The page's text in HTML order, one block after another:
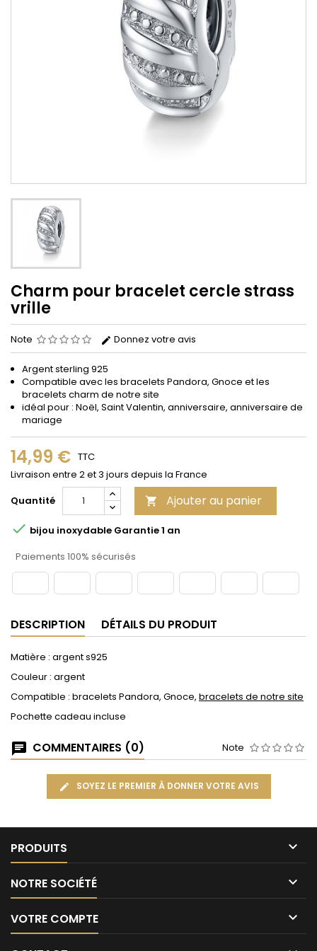
Charm pour bracelet cercle strass
vrille
Note Donnez votre avis
Argent sterling 925
Compatible avec les bracelets Pandora, Gnoce et les
bracelets charm de notre site
idéal pour : Noël, Saint Valentin, anniversaire, anniversaire de
mariage
14,99 € TTC
Livraison entre 2 et 3 jours depuis la France
Quantité
 Ajouter au panier
 bijou inoxydable Garantie 1 an
Paiements 100% sécurisés
DESCRIPTION DÉTAILS DU PRODUIT
Matière : argent s925
Couleur : argent
Compatible : bracelets Pandora, Gnoce, bracelets de notre site
Pochette cadeau incluse
COMMENTAIRES (0) Note
SOYEZ LE PREMIER À DONNER VOTRE AVIS
PRODUITS 
NOTRE SOCIÉTÉ 
VOTRE COMPTE 